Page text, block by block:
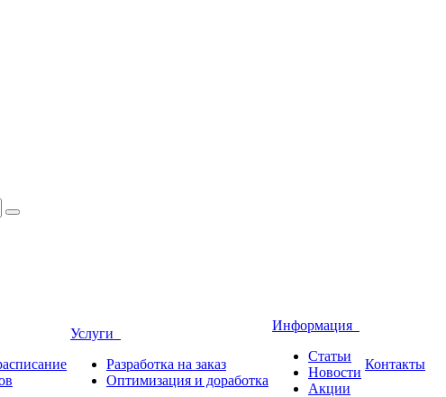
Услуги
Разработка на заказ
Оптимизация и доработка
Информация
Статьи
Новости
Акции
Контакты